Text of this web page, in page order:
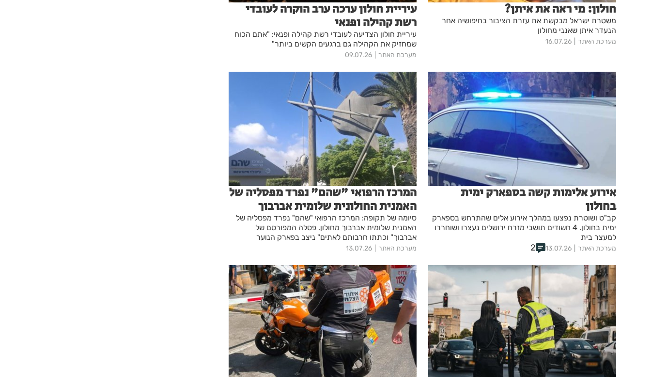
חולון: מי ראה את איתן?
משטרת ישראל מבקשת את עזרת הציבור בחיפושיה אחר
הנעדר איתן שאנני מחולון
מערכת האתר 16.07.26
עיריית חולון ערכה ערב הוקרה לעובדי
רשת קהילה ופנאי
עיריית חולון הצדיעה לעובדי רשת קהילה ופנאי: "אתם הכוח
שמחזיק את הקהילה גם ברגעים הקשים ביותר"
מערכת האתר 09.07.26
אירוע אלימות קשה בספארק ימית
בחולון
קב"ט ושוטרת נפצעו במהלך אירוע אלים שהתרחש בספארק
ימית בחולון. 4 חשודים תושבי מזרח ירושלים נעצרו ושוחררו
למעצר בית
מערכת האתר 13.07.26
2
המרכז הרפואי "שהם" נפרד מפסליה של
האמנית החולונית שלומית אברבוך
סיומה של תקופה: המרכז הרפואי "שהם" נפרד מפסליה של
האמנית שלומית אברבוך מחולון. פסלה המפורסם של
אברבוך" וכתתו חרבותם לאתים" ניצב בפארק הנוער
הפילבוקס בעיר
מערכת האתר 13.07.26